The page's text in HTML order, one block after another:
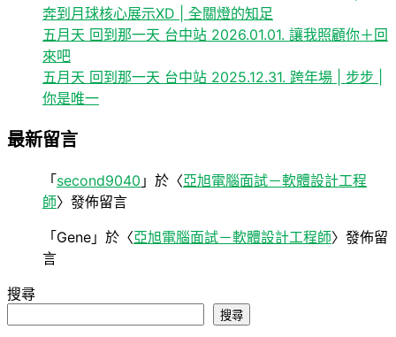
奔到月球核心展示XD | 全關燈的知足
五月天 回到那一天 台中站 2026.01.01. 讓我照顧你＋回
來吧
五月天 回到那一天 台中站 2025.12.31. 跨年場 | 步步 |
你是唯一
最新留言
「second9040 」於〈亞旭電腦面試－軟體設計工程
師〉發佈留言
「Gene 」於〈亞旭電腦面試－軟體設計工程師〉發佈留
言
搜尋
搜尋